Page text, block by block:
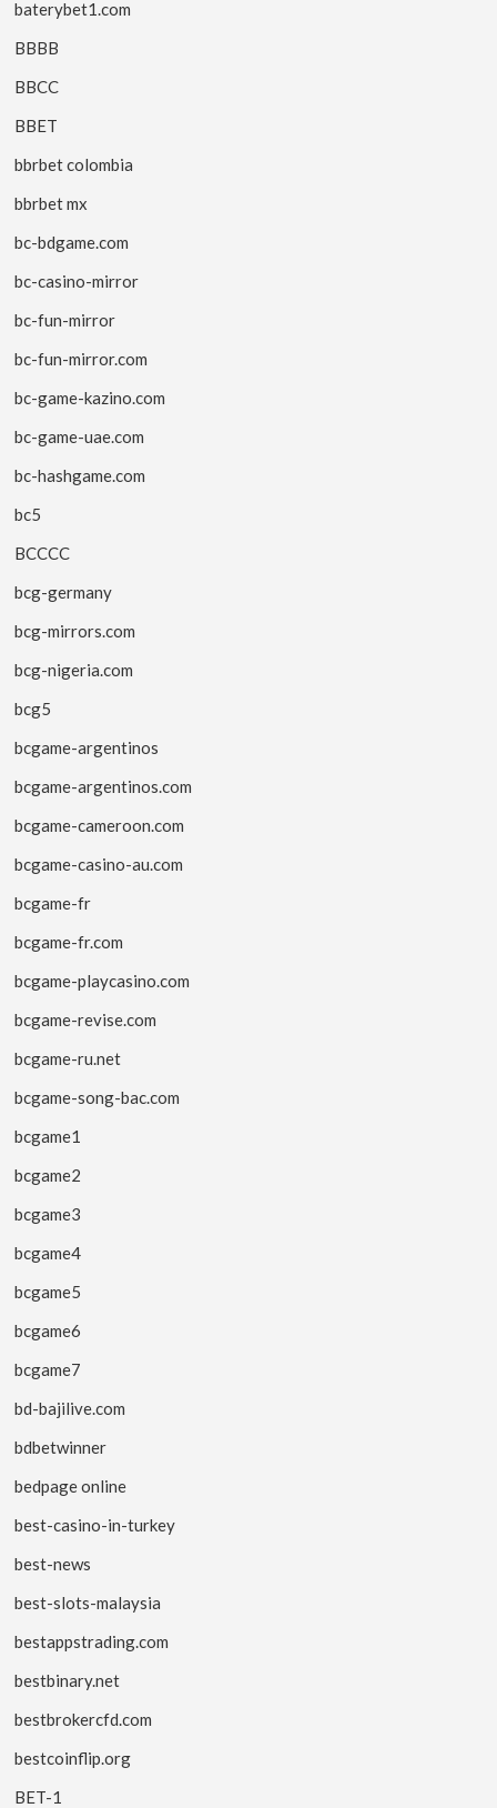
baterybet1.com
BBBB
BBCC
BBET
bbrbet colombia
bbrbet mx
bc-bdgame.com
bc-casino-mirror
bc-fun-mirror
bc-fun-mirror.com
bc-game-kazino.com
bc-game-uae.com
bc-hashgame.com
bc5
BCCCC
bcg-germany
bcg-mirrors.com
bcg-nigeria.com
bcg5
bcgame-argentinos
bcgame-argentinos.com
bcgame-cameroon.com
bcgame-casino-au.com
bcgame-fr
bcgame-fr.com
bcgame-playcasino.com
bcgame-revise.com
bcgame-ru.net
bcgame-song-bac.com
bcgame1
bcgame2
bcgame3
bcgame4
bcgame5
bcgame6
bcgame7
bd-bajilive.com
bdbetwinner
bedpage online
best-casino-in-turkey
best-news
best-slots-malaysia
bestappstrading.com
bestbinary.net
bestbrokercfd.com
bestcoinflip.org
BET-1